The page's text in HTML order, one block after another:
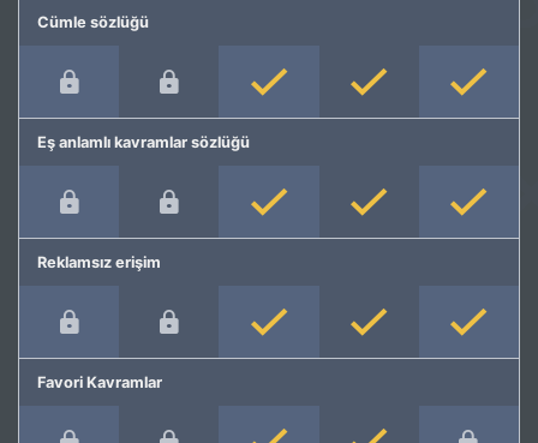
Cümle sözlüğü
Eş anlamlı kavramlar sözlüğü
Reklamsız erişim
Favori Kavramlar